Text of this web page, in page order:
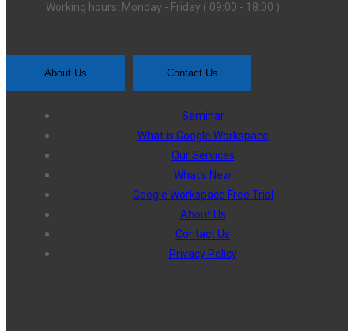
Working hours: Monday - Friday ( 09:00 - 18:00 )
About Us Contact Us
Seminar
What is Google Workspace
Our Services
What's New
Google Workspace Free Trial
About Us
Contact Us
Privacy Policy